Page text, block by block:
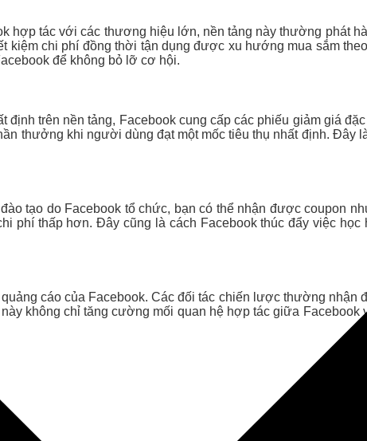
hợp tác với các thương hiệu lớn, nền tảng này thường phát
kiệm chi phí đồng thời tận dụng được xu hướng mua sắm
để không bỏ lỡ cơ hội.
trên nền tảng, Facebook cung cấp các phiếu giảm giá
thưởng khi người dùng đạt một mốc tiêu thụ nhất định. Đây
tạo do Facebook tổ chức, bạn có thể nhận được coupon
phí thấp hơn. Đây cũng là cách Facebook thúc đẩy việc học
cáo của Facebook. Các đối tác chiến lược thường nhận
không chỉ tăng cường mối quan hệ hợp tác giữa Facebook